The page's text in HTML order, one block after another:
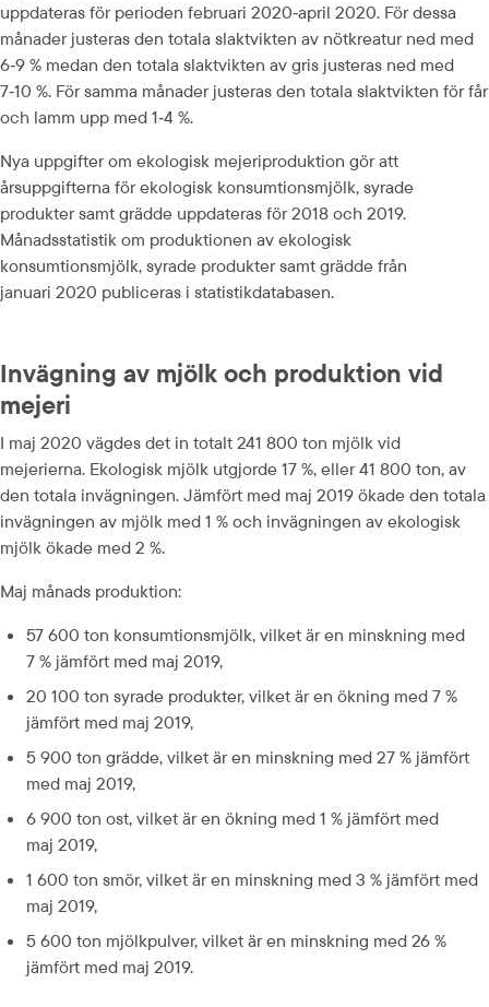
uppdateras för perioden februari 2020‑april 2020. För dessa
månader justeras den totala slaktvikten av nötkreatur ned med
6‑9 % medan den totala slaktvikten av gris justeras ned med
7‑10 %. För samma månader justeras den totala slaktvikten för får
och lamm upp med 1‑4 %.
Nya uppgifter om ekologisk mejeriproduktion gör att
årsuppgifterna för ekologisk konsumtionsmjölk, syrade
produkter samt grädde uppdateras för 2018 och 2019.
Månadsstatistik om produktionen av ekologisk
konsumtionsmjölk, syrade produkter samt grädde från
januari 2020 publiceras i statistikdatabasen.
Invägning av mjölk och produktion vid
mejeri
I maj 2020 vägdes det in totalt 241 800 ton mjölk vid
mejerierna. Ekologisk mjölk utgjorde 17 %, eller 41 800 ton, av
den totala invägningen. Jämfört med maj 2019 ökade den totala
invägningen av mjölk med 1 % och invägningen av ekologisk
mjölk ökade med 2 %.
Maj månads produktion:
57 600 ton konsumtionsmjölk, vilket är en minskning med
7 % jämfört med maj 2019,
20 100 ton syrade produkter, vilket är en ökning med 7 %
jämfört med maj 2019,
5 900 ton grädde, vilket är en minskning med 27 % jämfört
med maj 2019,
6 900 ton ost, vilket är en ökning med 1 % jämfört med
maj 2019,
1 600 ton smör, vilket är en minskning med 3 % jämfört med
maj 2019,
5 600 ton mjölkpulver, vilket är en minskning med 26 %
jämfört med maj 2019.